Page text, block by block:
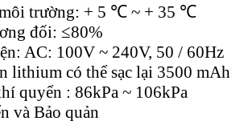
trường: + 5 ℃ ~ + 35 ℃
đối: ≤80%
AC: 100V ~ 240V, 50 / 60Hz
lithium có thể sạc lại 3500 mAh
quyển : 86kPa ~ 106kPa
và Bảo quản